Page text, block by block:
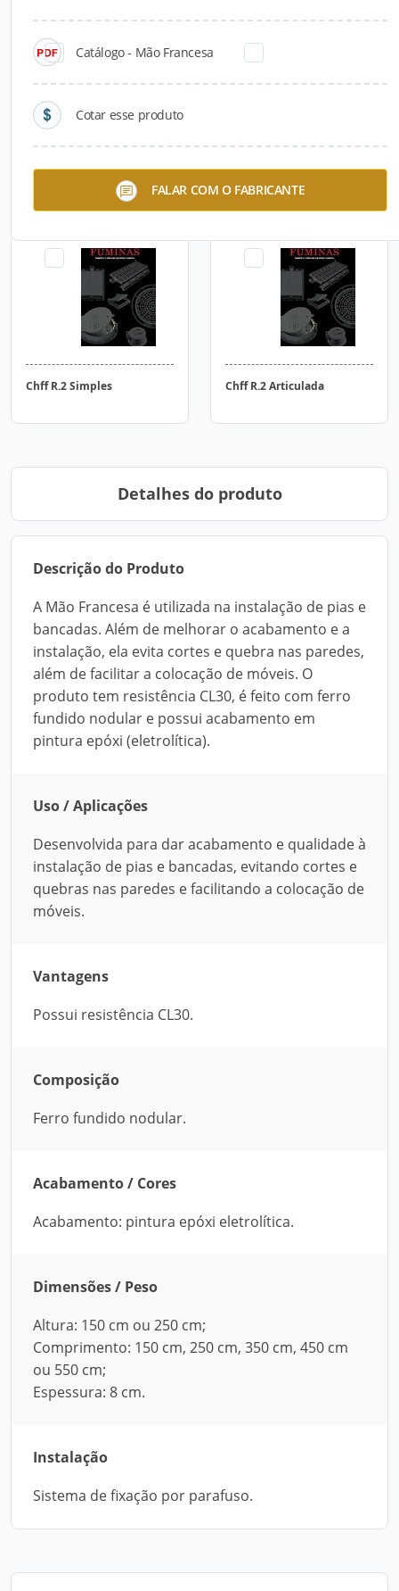
Catálogo - Mão Francesa
Cotar esse produto
FALAR COM O FABRICANTE
Chff R.2 Simples Chff R.2 Articulada
Detalhes do produto
Descrição do Produto
A Mão Francesa é utilizada na instalação de pias e
bancadas. Além de melhorar o acabamento e a
instalação, ela evita cortes e quebra nas paredes,
além de facilitar a colocação de móveis. O
produto tem resistência CL30, é feito com ferro
fundido nodular e possui acabamento em
pintura epóxi (eletrolítica).
Uso / Aplicações
Desenvolvida para dar acabamento e qualidade à
instalação de pias e bancadas, evitando cortes e
quebras nas paredes e facilitando a colocação de
móveis.
Vantagens
Possui resistência CL30.
Composição
Ferro fundido nodular.
Acabamento / Cores
Acabamento: pintura epóxi eletrolítica.
Dimensões / Peso
Altura: 150 cm ou 250 cm;
Comprimento: 150 cm, 250 cm, 350 cm, 450 cm
ou 550 cm;
Espessura: 8 cm.
Instalação
Sistema de fixação por parafuso.